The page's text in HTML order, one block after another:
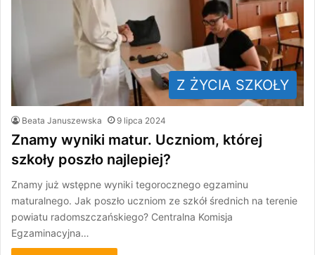
Z ŻYCIA SZKOŁY
Beata Januszewska 9 lipca 2024
Znamy wyniki matur. Uczniom, której
szkoły poszło najlepiej?
Znamy już wstępne wyniki tegorocznego egzaminu
maturalnego. Jak poszło uczniom ze szkół średnich na terenie
powiatu radomszczańskiego? Centralna Komisja
Egzaminacyjna…